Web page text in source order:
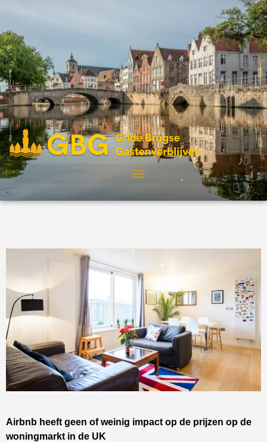
Airbnb heeft geen of weinig impact op de prijzen op de
woningmarkt in de UK